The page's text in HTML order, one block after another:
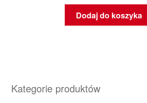
Dodaj do koszyka
Kategorie produktów